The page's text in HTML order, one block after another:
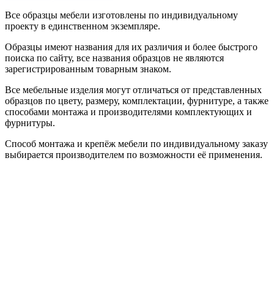
Все образцы мебели изготовлены по индивидуальному
проекту в единственном экземпляре.
Образцы имеют названия для их различия и более быстрого
поиска по сайту, все названия образцов не являются
зарегистрированным товарным знаком.
Все мебельные изделия могут отличаться от представленных
образцов по цвету, размеру, комплектации, фурнитуре, а также
способами монтажа и производителями комплектующих и
фурнитуры.
Способ монтажа и крепёж мебели по индивидуальному заказу
выбирается производителем по возможности её применения.